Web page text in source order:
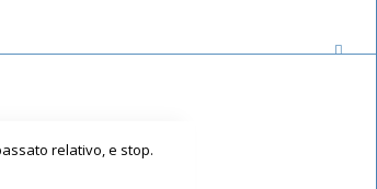
relativo, e stop.